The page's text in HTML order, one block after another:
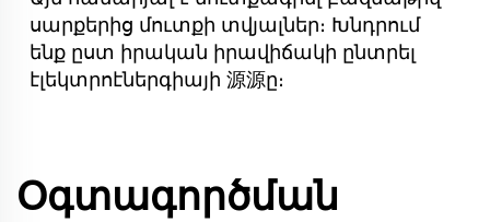
սարքերից մուտքի տվյալներ։ Խնդրում
ենք ըստ իրական իրավիճակի ընտրել
էլեկտրոէներգիայի 源源ը։
Օգտագործման